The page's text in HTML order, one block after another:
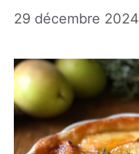
29 décembre 2024